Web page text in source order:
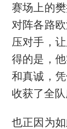
赛场上的
对阵各路
压对手，
得的是，
和真诚，
收获了全
也正因为